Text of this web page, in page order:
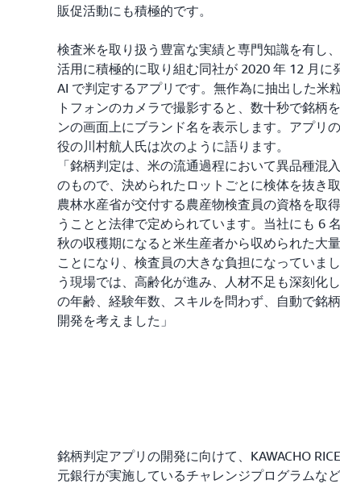
販促活動にも積極的です。
検査米を取り扱う豊富な実績と専門知識を有し
活用に積極的に取り組む同社が 2020 年 12 月に
AI で判定するアプリです。無作為に抽出した米
トフォンのカメラで撮影すると、数十秒で銘柄
ンの画面上にブランド名を表示します。アプリ
役の川村航人氏は次のように語ります。
「銘柄判定は、米の流通過程において異品種混
のもので、決められたロットごとに検体を抜き
農林水産省が交付する農産物検査員の資格を取
うことと法律で定められています。当社にも 6
秋の収穫期になると米生産者から収められた大
ことになり、検査員の大きな負担になっていま
う現場では、高齢化が進み、人材不足も深刻化
の年齢、経験年数、スキルを問わず、自動で銘
開発を考えました」
銘柄判定アプリの開発に向けて、KAWACHO
元銀行が実施しているチャレンジプログラムな